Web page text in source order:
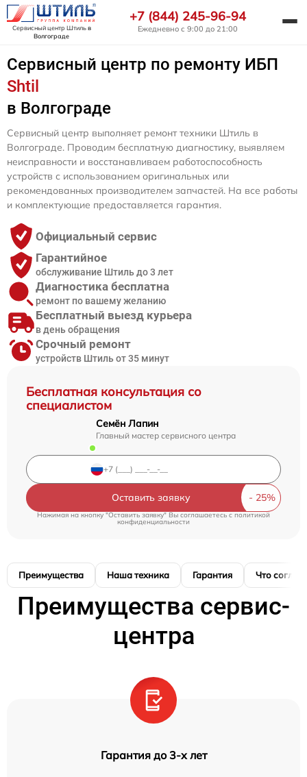
Сервисный центр Штильв
Волгограде
+7 (844) 245-96-94
Ежедневно с 9:00 до 21:00
Сервисный центр по ремонту ИБП
Shtil
в Волгограде
Бесплатная консультация со
специалистом
Семён Лапин
Главный мастер сервисного центра
Оставить заявку
Нажимая на кнопку "Оставить заявку" Вы соглашаетесь cполитикой
конфиденциальности
Сервисный центр выполняет ремонт техники Штиль в
Волгограде. Проводим бесплатную диагностику, выявляем
неисправности и восстанавливаем работоспособность
устройств с использованием оригинальных или
рекомендованных производителем запчастей. На все работы
и комплектующие предоставляется гарантия.
Официальный сервис
Гарантийное
обслуживание Штиль до 3 лет
Диагностика бесплатна
ремонт по вашему желанию
Бесплатный выезд курьера
в день обращения
Срочный ремонт
устройств Штиль от 35 минут
Преимущества Наша техника Гарантия Что
Преимущества сервис-
центра
Гарантия до 3-х лет